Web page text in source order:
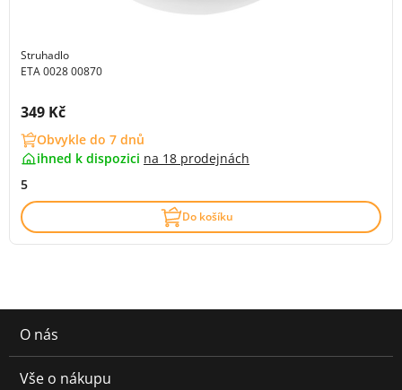
Struhadlo
ETA 0028 00870
Cena s DPH:
349 Kč
Obvykle do 7 dnů
ihned k dispozici na 18 prodejnách
5
Do košíku
O nás
Vše o nákupu